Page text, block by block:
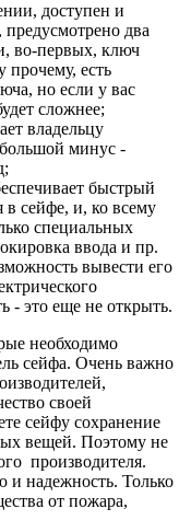
доступен и
два
во-первых, ключ
прочему, есть
но если у вас
сложнее;
владельцу
минус -
быстрый
сейфе, и, ко всему
специальных
ввода и пр.
вывести его
- это еще не открыть.
необходимо
сейфа. Очень важно
своей
сейфу сохранение
вещей. Поэтому не
производителя.
и надежность. Только
от пожара,